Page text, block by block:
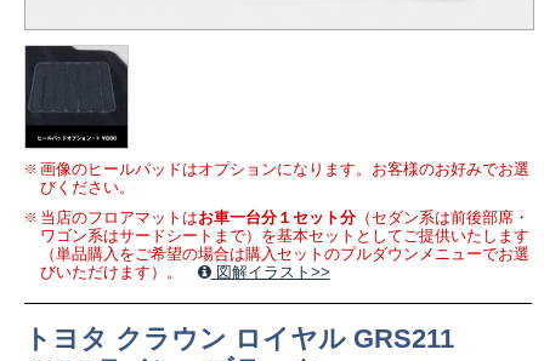
画像のヒールパッドはオプションになります。お客様のお好みでお選
びください。
当店のフロアマットはお車一台分１セット分（セダン系は前後部席・
ワゴン系はサードシートまで）を基本セットとしてご提供いたします
（単品購入をご希望の場合は購入セットのプルダウンメニューでお選
びいただけます）。
図解イラスト>>
トヨタ クラウン ロイヤル GRS211